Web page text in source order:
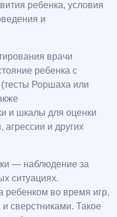
ребенка, условия
и
врачи
ребенка с
Роршаха или
и шкалы для оценки
агрессии и других
— наблюдение за
ситуациях.
ребенком во время игр,
сверстниками. Такое